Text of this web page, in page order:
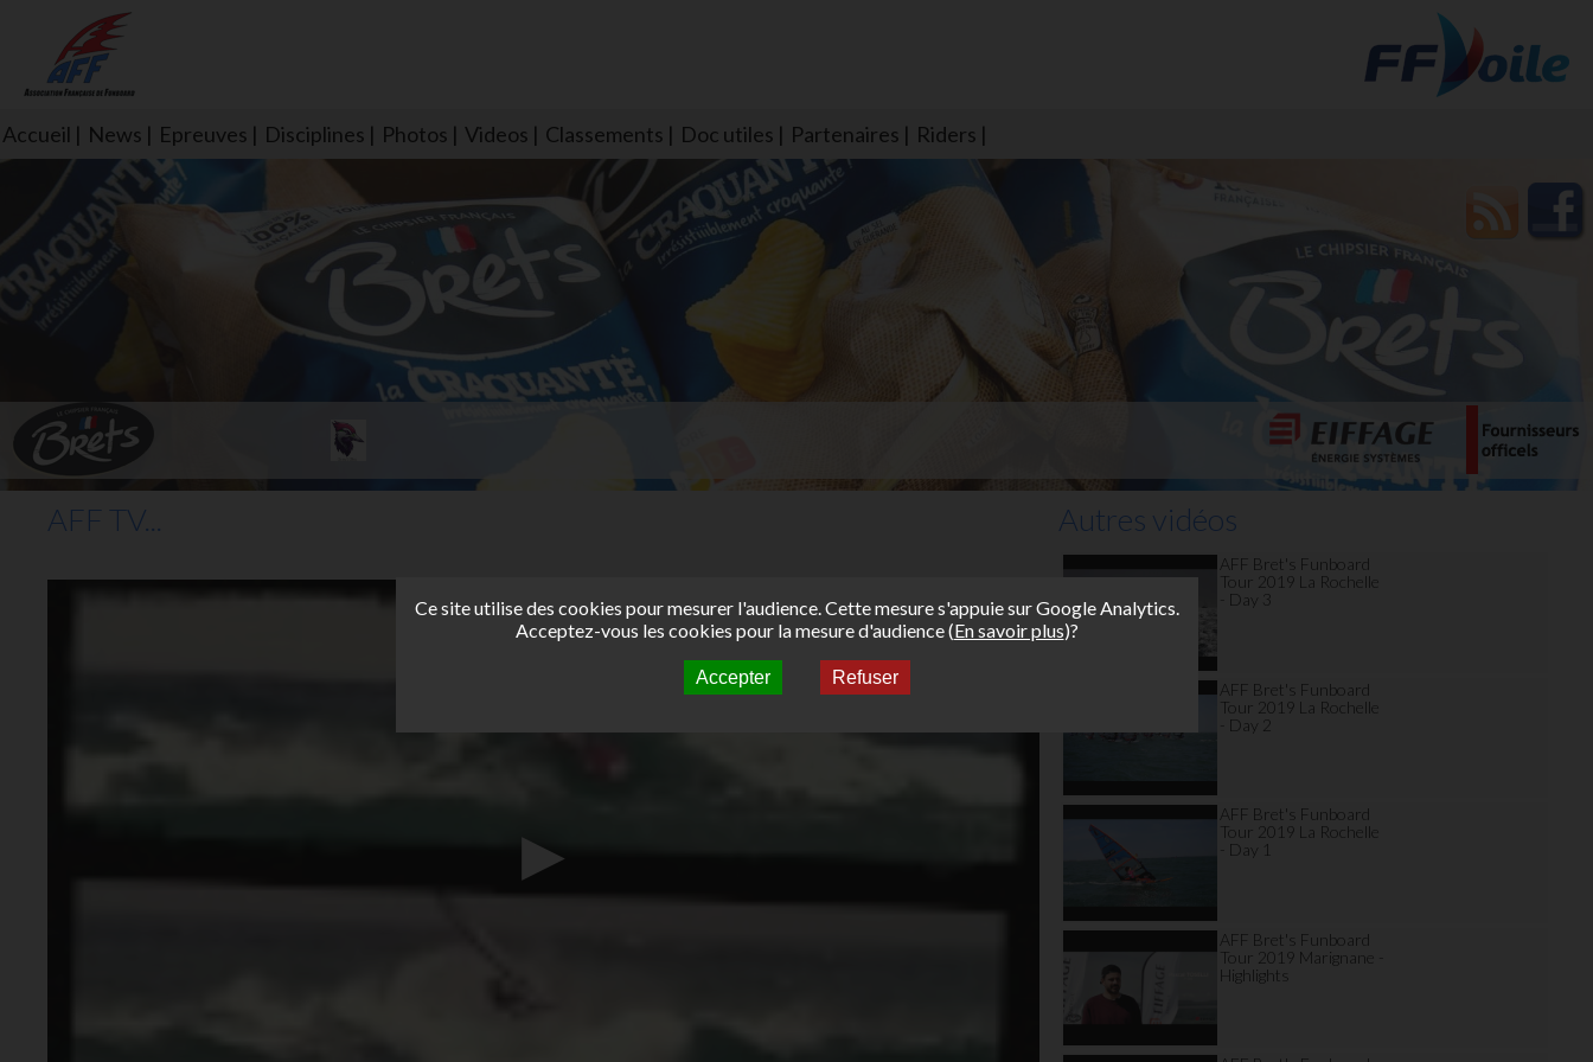
Accueil News Epreuves Disciplines Photos Videos Classements Doc utiles Partenaires Riders
L'aff soutient les SNS253 et SNS604 qui veillent sur nous pour que l'eau salée n'ait jamais le goût des
larmes
AFF TV... Autres vidéos
AFF Bret's Funboard
Tour 2019 La Rochelle
- Day 3
AFF Bret's Funboard
Tour 2019 La Rochelle
- Day 2
AFF Bret's Funboard
Tour 2019 La Rochelle
- Day 1
AFF Bret's Funboard
Tour 2019 Marignane -
Highlights
Ce site utilise des cookies pour mesurer l'audience. Cette mesure s'appuie sur Google Analytics.
Acceptez-vous les cookies pour la mesure d'audience (En savoir plus)?
Accepter Refuser